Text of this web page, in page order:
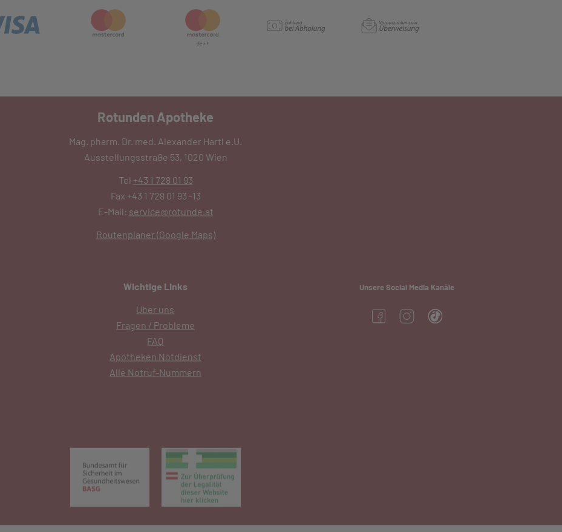
Rotunden Apotheke
Mag. pharm. Dr. med. Alexander Hartl e.U.
Ausstellungsstraße 53, 1020 Wien
Tel +43 1 728 01 93
Fax +43 1 728 01 93 -13
E-Mail: service@rotunde.at
Routenplaner (Google Maps)
Wichtige Links
Über uns
Fragen / Probleme
FAQ
Apotheken Notdienst
Alle Notruf-Nummern
Unsere Social Media Kanäle
(öffnet in neuem Tab)
(öffnet in neuem Tab)
(öffnet in neuem Tab)